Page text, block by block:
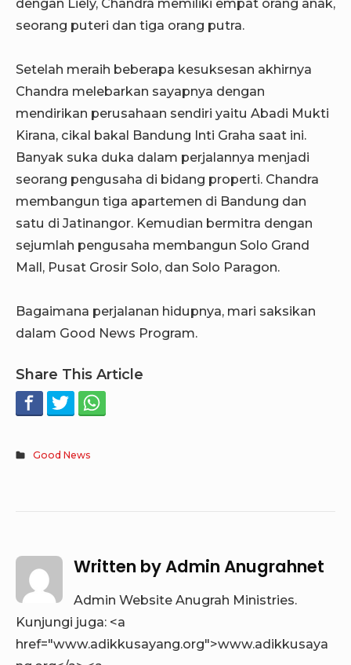
seorang puteri dan tiga orang putra.
Setelah meraih beberapa kesuksesan akhirnya
Chandra melebarkan sayapnya dengan
mendirikan perusahaan sendiri yaitu Abadi Mukti
Kirana, cikal bakal Bandung Inti Graha saat ini.
Banyak suka duka dalam perjalannya menjadi
seorang pengusaha di bidang properti. Chandra
membangun tiga apartemen di Bandung dan
satu di Jatinangor. Kemudian bermitra dengan
sejumlah pengusaha membangun Solo Grand
Mall, Pusat Grosir Solo, dan Solo Paragon.
Bagaimana perjalanan hidupnya, mari saksikan
dalam Good News Program.
Share This Article
Good News
Written byAdmin Anugrahnet
Admin Website Anugrah Ministries.
Kunjungi juga: <a
href="www.adikkusayang.org">www.adikkusaya